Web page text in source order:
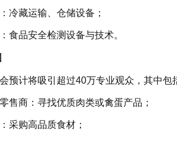
冷藏运输、仓储设备；
食品安全检测设备与技术。
预计将吸引超过40万专业观众，其中包
售商：寻找优质肉类或禽蛋产品；
采购高品质食材；